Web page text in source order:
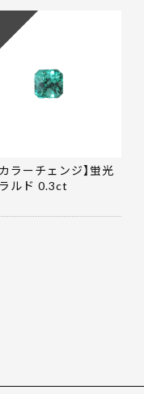
ラーチェンジ】蛍光
ルド 0.3ct